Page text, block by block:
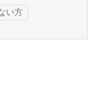
い方